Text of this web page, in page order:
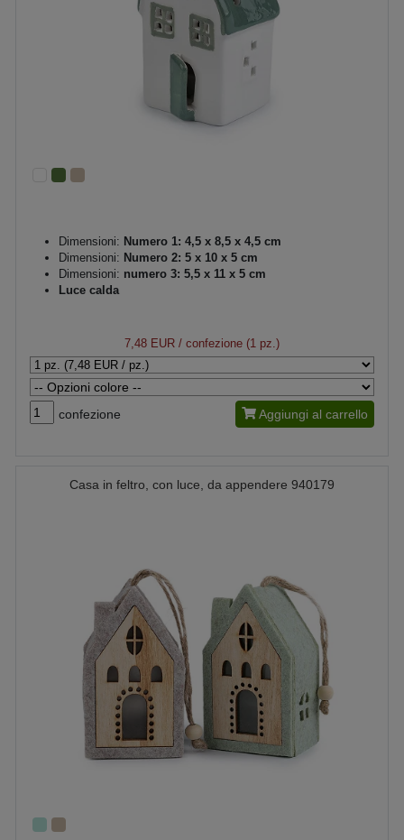
Dimensioni: Numero 1: 4,5 x 8,5 x 4,5 cm
Dimensioni: Numero 2: 5 x 10 x 5 cm
Dimensioni: numero 3: 5,5 x 11 x 5 cm
Luce calda
7,48 EUR / confezione (1 pz.)
confezione Aggiungi al carrello
Casa in feltro, con luce, da appendere 940179